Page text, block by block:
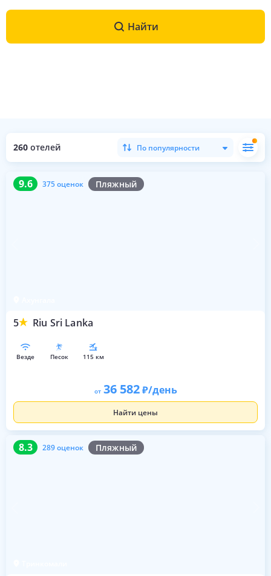
Найти
260 отелей По популярности
9.6 375 оценок Пляжный
5 Riu Sri Lanka
9.6 375 оценок
везде песок 115 км
от 36 582 /день
Найти цены
8.3 289 оценок Пляжный
8.3 289 оценок